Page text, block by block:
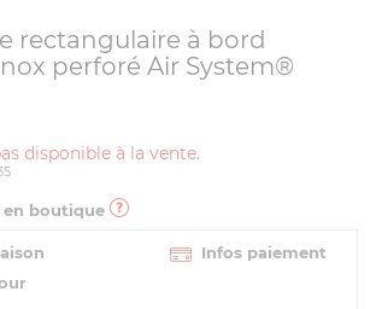
rectangulaire à bord
perforé Air System®
disponible à la vente.
boutique
Infos paiement